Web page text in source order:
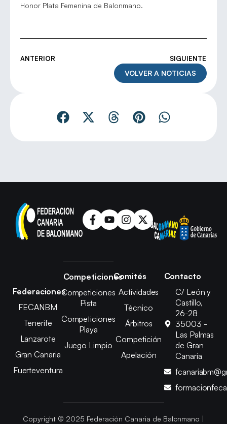
Honor Plata Femenina de Balonmano.
ANTERIOR SIGUIENTE
VOLVER A NOTICIAS
Federaciones
FECANBM
Tenerife
Lanzarote
Gran Canaria
Fuerteventura
Competiciones
Competiciones
Pista
Competiciones
Playa
Juego Limpio
Comités
Actividades
Técnico
Árbitros
Competición
Apelación
Contacto
C/ León y
Castillo,
26-28
35003 -
Las Palmas
de Gran
Canaria
Copyright © 2025 Federación Canaria de Balonmano |